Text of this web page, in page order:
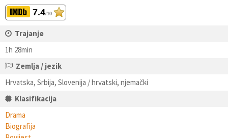
7.4/10
Trajanje
1h 28min
Zemlja / jezik
Hrvatska, Srbija, Slovenija / hrvatski, njemački
Klasifikacija
Drama
Biografija